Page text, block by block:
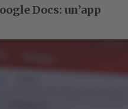
Docs: un’app